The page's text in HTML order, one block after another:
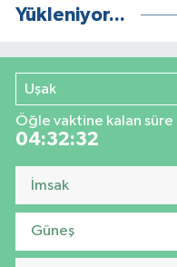
Yükleniyor...
Uşak
Öğle vaktine kalan süre
04:32:31
İmsak
Güneş